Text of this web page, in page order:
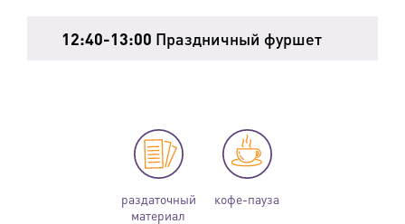
12:40-13:00 Праздничный фуршет
раздаточный
материал
кофе-пауза